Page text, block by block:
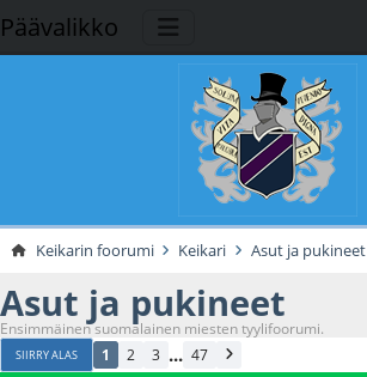
Päävalikko
Keikarin foorumi Keikari Asut ja pukineet
Asut ja pukineet
Ensimmäinen suomalainen miesten tyylifoorumi.
SIIRRY ALAS 1 2 3 ... 47